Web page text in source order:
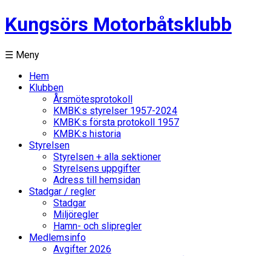
Kungsörs Motorbåtsklubb
☰ Meny
Hem
Klubben
Årsmötesprotokoll
KMBK:s styrelser 1957-2024
KMBK:s första protokoll 1957
KMBK:s historia
Styrelsen
Styrelsen + alla sektioner
Styrelsens uppgifter
Adress till hemsidan
Stadgar / regler
Stadgar
Miljöregler
Hamn- och slipregler
Medlemsinfo
Avgifter 2026